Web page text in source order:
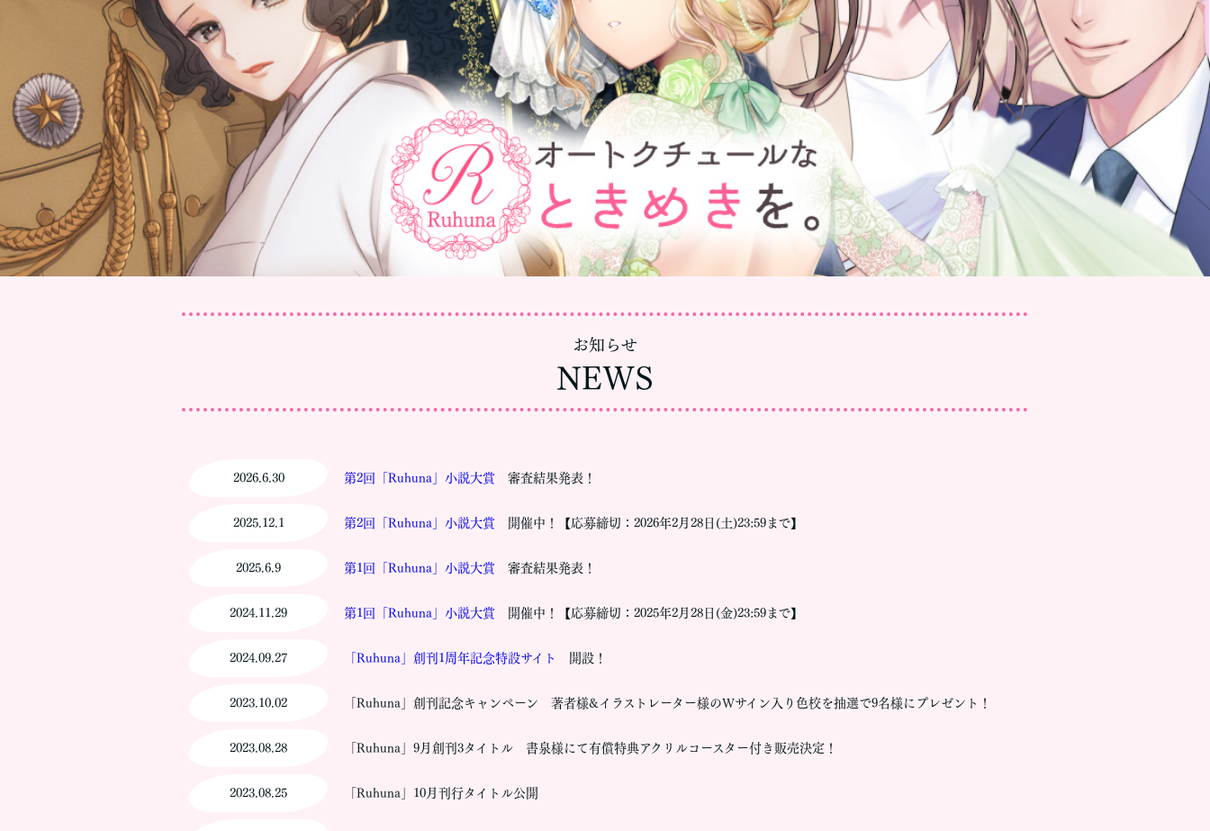
お知らせ
NEWS
2026.6.30 第2回「Ruhuna」小説大賞 審査結果発表！
2025.12.1 第2回「Ruhuna」小説大賞 開催中！【応募締切：2026年2月28日(土)23:59まで】
2025.6.9 第1回「Ruhuna」小説大賞 審査結果発表！
2024.11.29 第1回「Ruhuna」小説大賞 開催中！【応募締切：2025年2月28日(金)23:59まで】
2024.09.27 「Ruhuna」創刊1周年記念特設サイト 開設！
2023.10.02 「Ruhuna」創刊記念キャンペーン 著者様&イラストレーター様のWサイン入り色校を抽選で9名様にプレゼント！
2023.08.28 「Ruhuna」9月創刊3タイトル 書泉様にて有償特典アクリルコースター付き販売決定！
2023.08.25 「Ruhuna」10月刊行タイトル公開